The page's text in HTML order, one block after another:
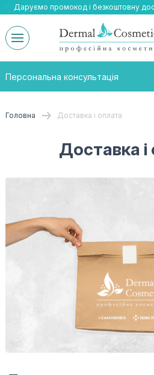
Даруємо безкоштовну доставку та
-25% на весь бренд
Даруємо промокод і безкоштовну
Персональна консультація
Головна Доставка і оплата
Доставка і